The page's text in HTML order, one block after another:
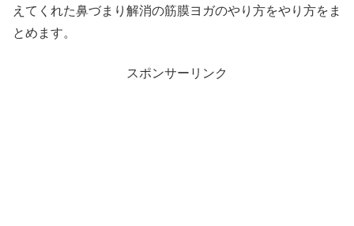
えてくれた鼻づまり解消の筋膜ヨガのやり方をやり方をま
とめます。
スポンサーリンク